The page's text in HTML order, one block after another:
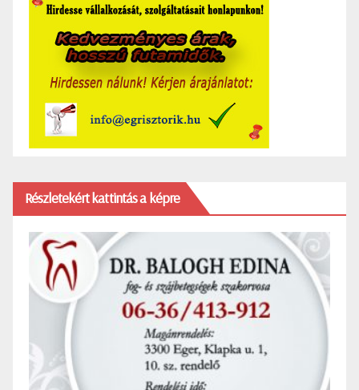
Részletekért kattintás a képre